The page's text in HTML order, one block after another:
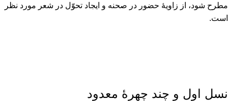
مطرح شود، از زاویۀ حضور در صحنه و ایجاد تحوّل در شعر مورد نظر
است‌.
نسل اول و چند چهرۀ معدود